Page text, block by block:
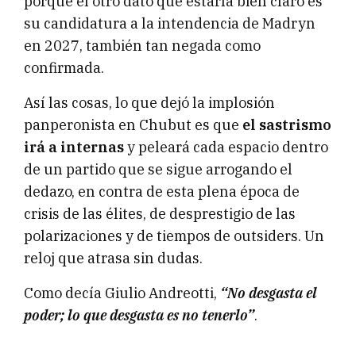
su candidatura a la intendencia de Madryn
en 2027, también tan negada como
confirmada.
Así las cosas, lo que dejó la implosión
panperonista en Chubut es que el sastrismo
irá a internasy peleará cada espacio dentro
de un partido que se sigue arrogando el
dedazo, en contra de esta plena época de
crisis de las élites, de desprestigio de las
polarizaciones y de tiempos de outsiders. Un
reloj que atrasa sin dudas.
Como decía Giulio Andreotti, “No desgasta el
poder; lo que desgasta es no tenerlo”.